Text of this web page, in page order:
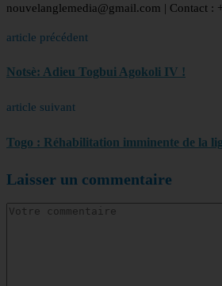
nouvelanglemedia@gmail.com | Contact :
article précédent
Notsè: Adieu Togbui Agokoli IV !
article suivant
Togo : Réhabilitation imminente de la
Laisser un commentaire